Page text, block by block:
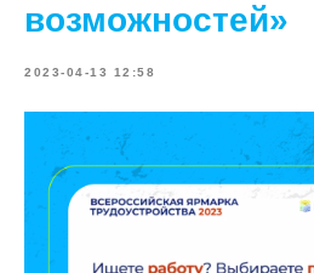
возможностей»
2023-04-13 12:58